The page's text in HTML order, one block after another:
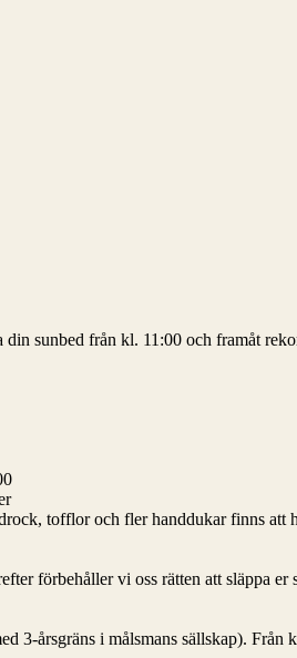
din sunbed från kl. 11:00 och framåt
tofflor och fler handdukar finns att
förbehåller vi oss rätten att släppa er
3-årsgräns i målsmans sällskap).